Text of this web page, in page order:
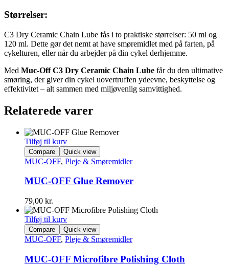
Størrelser:
C3 Dry Ceramic Chain Lube fås i to praktiske størrelser: 50 ml og
120 ml. Dette gør det nemt at have smøremidlet med på farten, på
cykelturen, eller når du arbejder på din cykel derhjemme.
Med Muc-Off C3 Dry Ceramic Chain Lube får du den ultimative
smøring, der giver din cykel uovertruffen ydeevne, beskyttelse og
effektivitet – alt sammen med miljøvenlig samvittighed.
Relaterede varer
Tilføj til kurv
Compare Quick view
MUC-OFF, Pleje & Smøremidler
MUC-OFF Glue Remover
79,00 kr.
Tilføj til kurv
Compare Quick view
MUC-OFF, Pleje & Smøremidler
MUC-OFF Microfibre Polishing Cloth